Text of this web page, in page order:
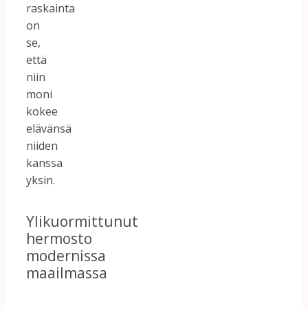
raskainta
on
se,
että
niin
moni
kokee
elävänsä
niiden
kanssa
yksin.
Ylikuormittunut
hermosto
modernissa
maailmassa